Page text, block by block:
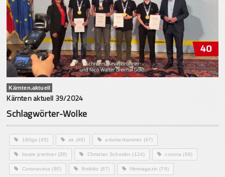
Kärnten.aktuell
Kärnten aktuell 39/2024
Schlagwörter-Wolke
180ga (45) ak (48) arbeiterkammer (47)
beate prettner(38) Christian Scheider (124) corona (69)
Coronavirus (90) filmblitz (87) filmmagazin (76)